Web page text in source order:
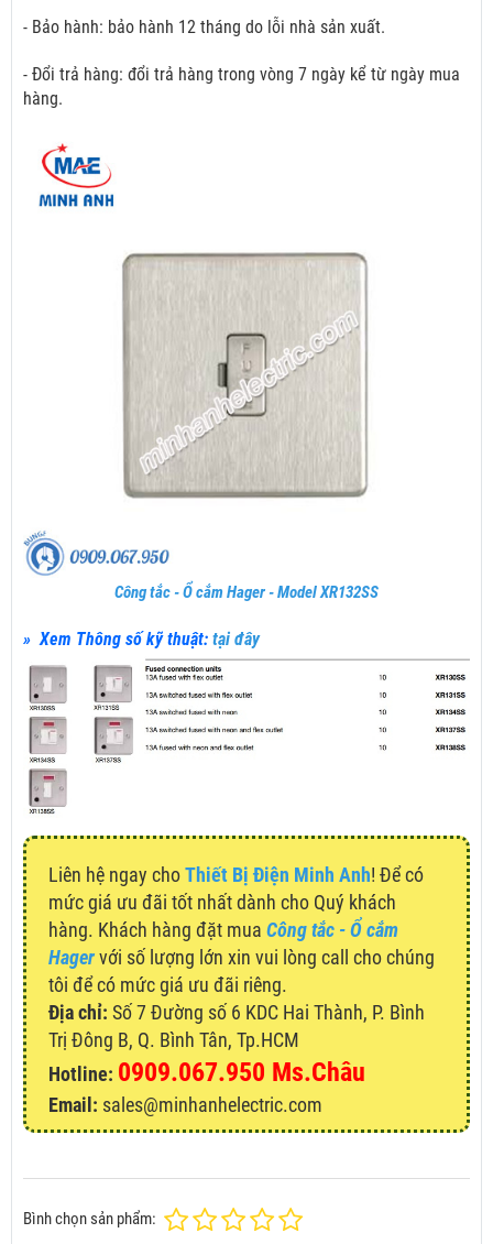
- Bảo hành: bảo hành 12 tháng do lỗi nhà sản xuất.
- Đổi trả hàng: đổi trả hàng trong vòng 7 ngày kể từ ngày mua
hàng.
Công tắc - Ổ cắm Hager - Model XR132SS
» Xem Thông số kỹ thuật: tại đây
Liên hệ ngay choThiết Bị Điện Minh Anh! Để có
mức giá ưu đãi tốt nhất dành cho Quý khách
hàng. Khách hàng đặt mua Công tắc - Ổ cắm
Hagervới số lượng lớn xin vui lòng call cho chúng
tôi để có mức giá ưu đãi riêng.
Địa chỉ: Số 7 Đường số 6 KDC Hai Thành, P. Bình
Trị Đông B, Q. Bình Tân, Tp.HCM
Hotline: 0909.067.950 Ms.Châu
Email: sales@minhanhelectric.com
Bình chọn sản phẩm: